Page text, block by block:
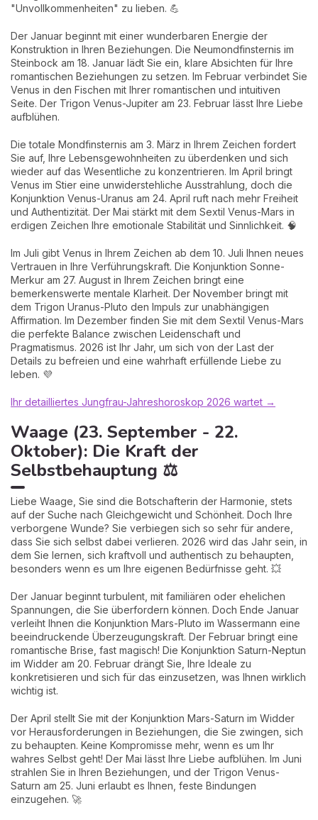
"Unvollkommenheiten" zu lieben. 💪
Der Januar beginnt mit einer wunderbaren Energie der
Konstruktion in Ihren Beziehungen. Die Neumondfinsternis im
Steinbock am 18. Januar lädt Sie ein, klare Absichten für Ihre
romantischen Beziehungen zu setzen. Im Februar verbindet Sie
Venus in den Fischen mit Ihrer romantischen und intuitiven
Seite. Der Trigon Venus-Jupiter am 23. Februar lässt Ihre Liebe
aufblühen.
Die totale Mondfinsternis am 3. März in Ihrem Zeichen fordert
Sie auf, Ihre Lebensgewohnheiten zu überdenken und sich
wieder auf das Wesentliche zu konzentrieren. Im April bringt
Venus im Stier eine unwiderstehliche Ausstrahlung, doch die
Konjunktion Venus-Uranus am 24. April ruft nach mehr Freiheit
und Authentizität. Der Mai stärkt mit dem Sextil Venus-Mars in
erdigen Zeichen Ihre emotionale Stabilität und Sinnlichkeit. 🧠
Im Juli gibt Venus in Ihrem Zeichen ab dem 10. Juli Ihnen neues
Vertrauen in Ihre Verführungskraft. Die Konjunktion Sonne-
Merkur am 27. August in Ihrem Zeichen bringt eine
bemerkenswerte mentale Klarheit. Der November bringt mit
dem Trigon Uranus-Pluto den Impuls zur unabhängigen
Affirmation. Im Dezember finden Sie mit dem Sextil Venus-Mars
die perfekte Balance zwischen Leidenschaft und
Pragmatismus. 2026 ist Ihr Jahr, um sich von der Last der
Details zu befreien und eine wahrhaft erfüllende Liebe zu
leben. 💜
Ihr detailliertes Jungfrau-Jahreshoroskop 2026 wartet →
Waage (23. September - 22.
Oktober): Die Kraft der
Selbstbehauptung ⚖️
Liebe Waage, Sie sind die Botschafterin der Harmonie, stets
auf der Suche nach Gleichgewicht und Schönheit. Doch Ihre
verborgene Wunde? Sie verbiegen sich so sehr für andere,
dass Sie sich selbst dabei verlieren. 2026 wird das Jahr sein, in
dem Sie lernen, sich kraftvoll und authentisch zu behaupten,
besonders wenn es um Ihre eigenen Bedürfnisse geht. 💥
Der Januar beginnt turbulent, mit familiären oder ehelichen
Spannungen, die Sie überfordern können. Doch Ende Januar
verleiht Ihnen die Konjunktion Mars-Pluto im Wassermann eine
beeindruckende Überzeugungskraft. Der Februar bringt eine
romantische Brise, fast magisch! Die Konjunktion Saturn-Neptun
im Widder am 20. Februar drängt Sie, Ihre Ideale zu
konkretisieren und sich für das einzusetzen, was Ihnen wirklich
wichtig ist.
Der April stellt Sie mit der Konjunktion Mars-Saturn im Widder
vor Herausforderungen in Beziehungen, die Sie zwingen, sich
zu behaupten. Keine Kompromisse mehr, wenn es um Ihr
wahres Selbst geht! Der Mai lässt Ihre Liebe aufblühen. Im Juni
strahlen Sie in Ihren Beziehungen, und der Trigon Venus-
Saturn am 25. Juni erlaubt es Ihnen, feste Bindungen
einzugehen. 🚀